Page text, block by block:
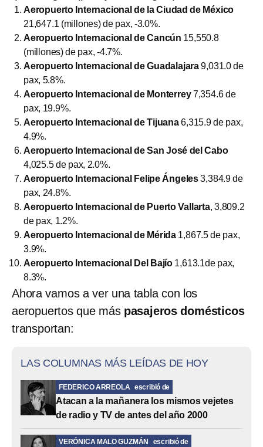
Aeropuerto Internacional de la Ciudad de México
21,647.1 (millones) de pax, -3.0%.
Aeropuerto Internacional de Cancún 15,550.8
(millones) de pax, -4.7%.
Aeropuerto Internacional de Guadalajara9,031.0 de
pax, 5.8%.
Aeropuerto Internacional de Monterrey7,354.6 de
pax, 19.9%.
Aeropuerto Internacional de Tijuana6,315.9 de pax,
4.9%.
Aeropuerto Internacional de San José del Cabo
4,025.5 de pax, 2.0%.
Aeropuerto Internacional Felipe Ángeles3,384.9 de
pax, 24.8%.
Aeropuerto Internacional de Puerto Vallarta, 3,809.2
de pax, 1.2%.
Aeropuerto Internacional de Mérida 1,867.5 de pax,
3.9%.
Aeropuerto Internacional Del Bajío 1,613.1de pax,
8.3%.
Ahora vamos a ver una tabla con los
aeropuertos que más pasajeros domésticos
transportan:
LAS COLUMNAS MÁS LEÍDAS DE HOY
FEDERICO ARREOLA escribió de
Atacan a la mañanera los mismos vejetes
de radio y TV de antes del año 2000
VERÓNICA MALO GUZMÁN escribió de